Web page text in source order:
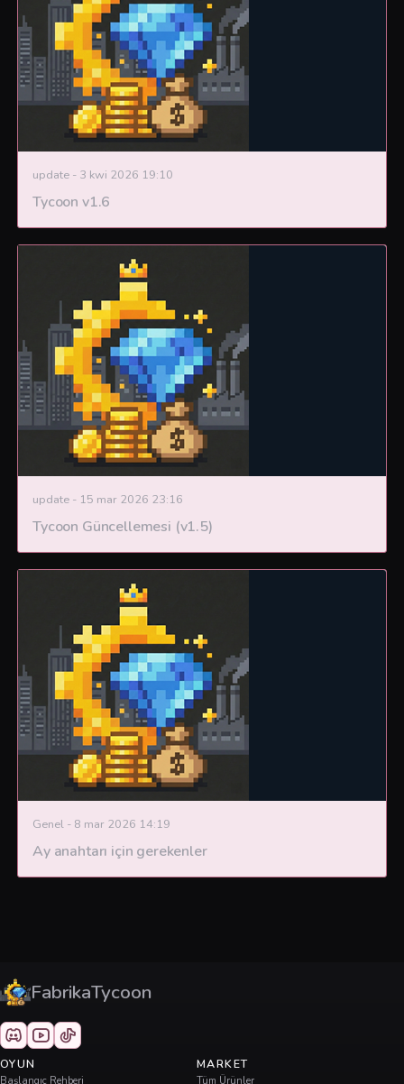
update - 3 kwi 2026 19:10
Tycoon v1.6
update - 15 mar 2026 23:16
Tycoon Güncellemesi (v1.5)
Genel - 8 mar 2026 14:19
Ay anahtarı için gerekenler
FabrikaTycoon
OYUN
Başlangıç Rehberi
MARKET
Tüm Ürünler